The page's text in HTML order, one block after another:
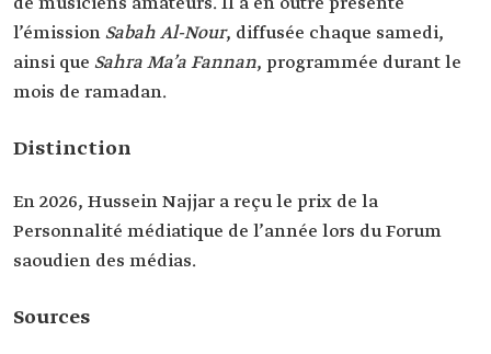
l’émissionSabah Al-Nour, diffusée chaque samedi,
ainsi que Sahra Ma’a Fannan, programmée durant le
mois de ramadan.
Distinction
En 2026, Hussein Najjar a reçu le prix de la
Personnalité médiatique de l’année lors du Forum
saoudien des médias.
Sources